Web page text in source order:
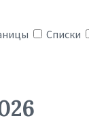
Списки